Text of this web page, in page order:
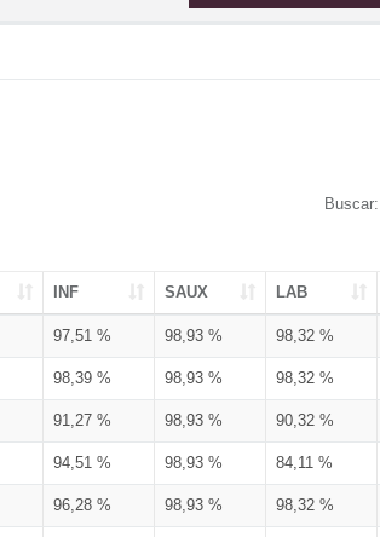
Buscar:
INF SAUX LAB
97,51 % 98,93 % 98,32 %
98,39 % 98,93 % 98,32 %
91,27 % 98,93 % 90,32 %
94,51 % 98,93 % 84,11 %
96,28 % 98,93 % 98,32 %